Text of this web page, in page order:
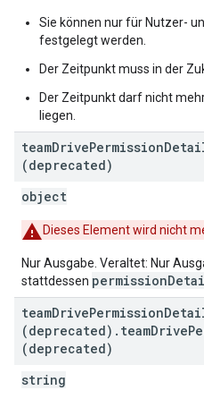
Sie können nur für Nutzer-
festgelegt werden.
Der Zeitpunkt muss in der
Der Zeitpunkt darf nicht
liegen.
teamDrivePermission
(deprecated)
object
Dieses Element wird nicht
Nur Ausgabe. Veraltet: Nur
stattdessen
teamDrivePermission
(deprecated) . teamDrive
(deprecated)
string